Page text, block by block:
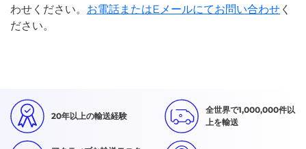
わせください。 お電話またはEメールにてお問い合わせ く
ださい。
20年以上の輸送経験
全世界で1,000,000件以
上を輸送